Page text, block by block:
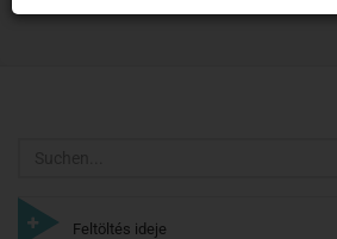
Feltöltés ideje